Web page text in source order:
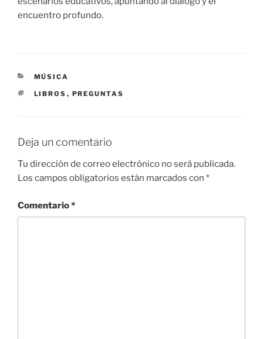
encuentro profundo.
CATEGORÍAS
MÚSICA
ETIQUETAS
LIBROS , PREGUNTAS
Deja un comentario
Tu dirección de correo electrónico no será publicada.
Los campos obligatorios están marcados con *
Comentario*